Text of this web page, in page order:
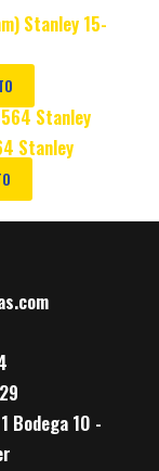
Stanley 15-
Stanley
Bodega 10 -